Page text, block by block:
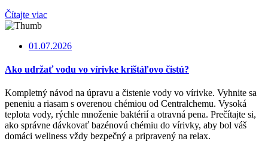
Čítajte viac
01.07.2026
Ako udržať vodu vo vírivke krištáľovo čistú?
Kompletný návod na úpravu a čistenie vody vo vírivke. Vyhnite sa
peneniu a riasam s overenou chémiou od Centralchemu. Vysoká
teplota vody, rýchle množenie baktérií a otravná pena. Prečítajte si,
ako správne dávkovať bazénovú chémiu do vírivky, aby bol váš
domáci wellness vždy bezpečný a pripravený na relax.